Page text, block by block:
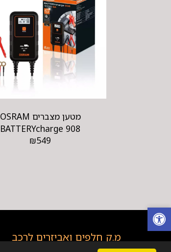
מטען מצברים OSRAM
BATTERYcharge 908
₪549
מ.ק חלפים ואביזרים לרכב
זכויות יוצרים © 2026 כל הזכויות שמורות